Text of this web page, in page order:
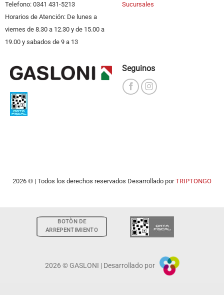
Telefono: 0341 431-5213
Horarios de Atención: De lunes a
viernes de 8.30 a 12.30 y de 15.00 a
19.00 y sabados de 9 a 13
Sucursales
Seguinos
2026 © | Todos los derechos reservados Desarrollado porTRIPTONGO
BOTÒN DE
ARREPENTIMIENTO
2026 © GASLONI | Desarrollado por